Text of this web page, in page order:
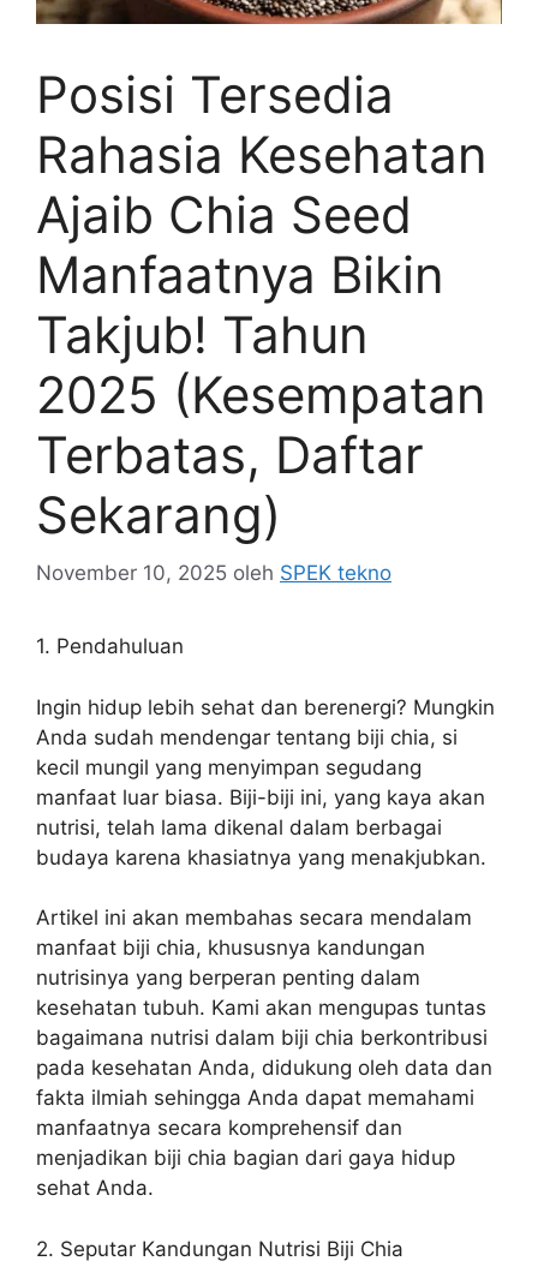
Posisi Tersedia
Rahasia Kesehatan
Ajaib Chia Seed
Manfaatnya Bikin
Takjub! Tahun
2025 (Kesempatan
Terbatas, Daftar
Sekarang)
November 10, 2025 oleh SPEK tekno
1. Pendahuluan
Ingin hidup lebih sehat dan berenergi? Mungkin
Anda sudah mendengar tentang biji chia, si
kecil mungil yang menyimpan segudang
manfaat luar biasa. Biji-biji ini, yang kaya akan
nutrisi, telah lama dikenal dalam berbagai
budaya karena khasiatnya yang menakjubkan.
Artikel ini akan membahas secara mendalam
manfaat biji chia, khususnya kandungan
nutrisinya yang berperan penting dalam
kesehatan tubuh. Kami akan mengupas tuntas
bagaimana nutrisi dalam biji chia berkontribusi
pada kesehatan Anda, didukung oleh data dan
fakta ilmiah sehingga Anda dapat memahami
manfaatnya secara komprehensif dan
menjadikan biji chia bagian dari gaya hidup
sehat Anda.
2. Seputar Kandungan Nutrisi Biji Chia